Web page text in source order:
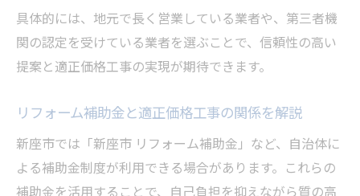
新座市で信頼を得る適正価格工事の事例
適正価格工事で長く快適な住まいを守る方
法
適正価格工事で後悔しないリフォームの進
め方
新座市で実践する安心の適正価格工事ガイ
具体的には、地元で長く営業している業者や、第三者機
関の認定を受けている業者を選ぶことで、信頼性の高い
提案と適正価格工事の実現が期待できます。
リフォーム補助金と適正価格工事の関係を解説
新座市では「新座市 リフォーム補助金」など、自治体に
よる補助金制度が利用できる場合があります。これらの
補助金を活用することで、自己負担を抑えながら質の高